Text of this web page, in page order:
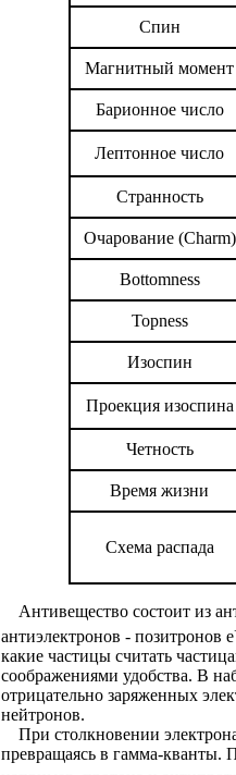
Спин
Магнитный момент
Барионное число
Лептонное число
Странность
Очарование (Charm)
Bottomness
Topness
Изоспин
Проекция изоспина
Четность
Время жизни
Схема распада
Антивещество состоит из
антиэлектронов - позитронов е
какие частицы считать
соображениями удобства. В
отрицательно заряженных
нейтронов.
При столкновении
превращаясь в гамма-кванты.